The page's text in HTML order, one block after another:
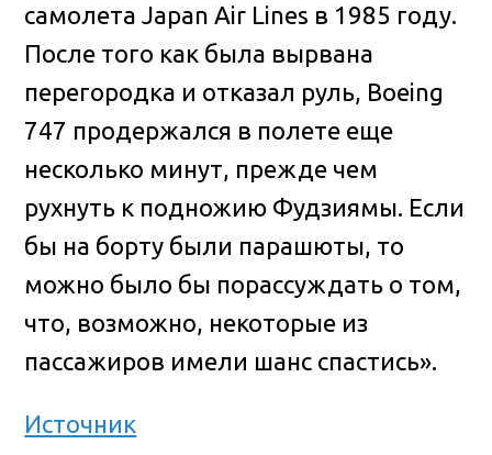
самолета Japan Air Lines в 1985 году.
После того как была вырвана
перегородка и отказал руль, Boeing
747 продержался в полете еще
несколько минут, прежде чем
рухнуть к подножию Фудзиямы. Если
бы на борту были парашюты, то
можно было бы порассуждать о том,
что, возможно, некоторые из
пассажиров имели шанс спастись».
Источник